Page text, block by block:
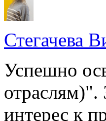
Стегачева
Успешно
отраслям)".
интерес к